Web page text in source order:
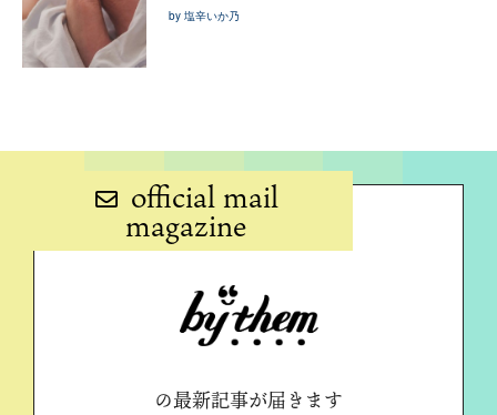
by 塩辛いか乃
official mail
magazine
の最新記事が届きます